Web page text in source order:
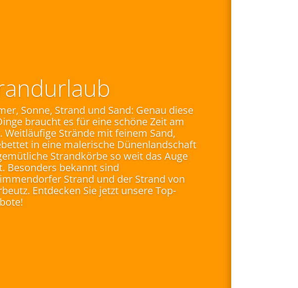
Sonne, Strand und Sand: Genau diese
braucht es für eine schöne Zeit am
Weitläufige Strände mit feinem Sand,
in eine malerische Dünenlandschaft
Strandkörbe so weit das Auge
Besonders bekannt sind
Strand und der Strand von
Entdecken Sie jetzt unsere Top-